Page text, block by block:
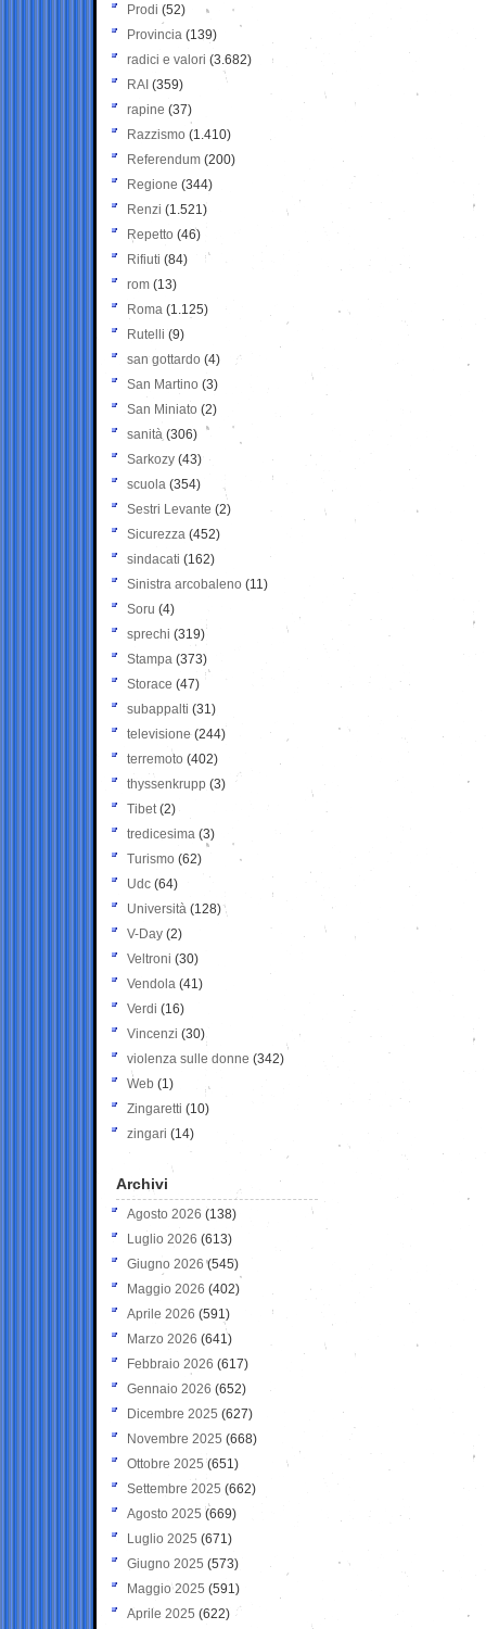
Prodi (52)
Provincia (139)
radici e valori (3.682)
RAI (359)
rapine (37)
Razzismo (1.410)
Referendum (200)
Regione (344)
Renzi (1.521)
Repetto (46)
Rifiuti (84)
rom (13)
Roma (1.125)
Rutelli (9)
san gottardo (4)
San Martino (3)
San Miniato (2)
sanità (306)
Sarkozy (43)
scuola (354)
Sestri Levante (2)
Sicurezza (452)
sindacati (162)
Sinistra arcobaleno (11)
Soru (4)
sprechi (319)
Stampa (373)
Storace (47)
subappalti (31)
televisione(244)
terremoto (402)
thyssenkrupp (3)
Tibet(2)
tredicesima (3)
Turismo (62)
Udc (64)
Università (128)
V-Day (2)
Veltroni (30)
Vendola (41)
Verdi (16)
Vincenzi (30)
violenza sulle donne (342)
Web (1)
Zingaretti (10)
zingari (14)
Archivi
Agosto 2026 (138)
Luglio 2026 (613)
Giugno 2026 (545)
Maggio 2026 (402)
Aprile 2026 (591)
Marzo 2026 (641)
Febbraio 2026 (617)
Gennaio 2026 (652)
Dicembre 2025 (627)
Novembre 2025 (668)
Ottobre 2025 (651)
Settembre 2025 (662)
Agosto 2025 (669)
Luglio 2025 (671)
Giugno 2025 (573)
Maggio 2025 (591)
Aprile 2025 (622)